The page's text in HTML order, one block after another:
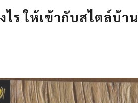
ไร ให้เข้ากับสไตล์บ้าน